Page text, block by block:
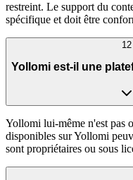
restreint. Le support du
spécifique et doit être
12
Yollomi est-il une
Yollomi lui-même n'est pas
disponibles sur Yollomi
sont propriétaires ou sous